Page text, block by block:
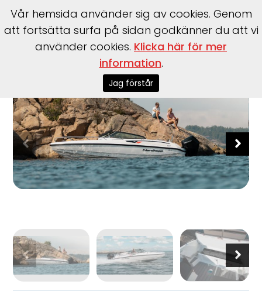
Nordkapp Avant 705
Vår hemsida använder sig av cookies. Genom
att fortsätta surfa på sidan godkänner du att vi
använder cookies. Klicka här för mer
information.
Jag förstår